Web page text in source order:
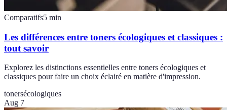
Comparatifs5 min
Les différences entre toners écologiques et classiques :
tout savoir
Explorez les distinctions essentielles entre toners écologiques et
classiques pour faire un choix éclairé en matière d'impression.
tonersécologiques
Aug 7